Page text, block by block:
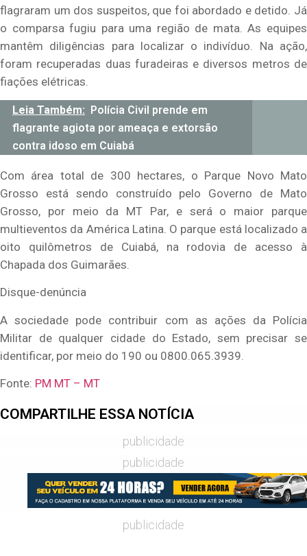
flagraram um dos suspeitos, que foi abordado e detido. Já
o comparsa fugiu para uma região de mata. As equipes
mantêm diligências para localizar o indivíduo. Na ação,
foram recuperadas duas furadeiras e diversos metros de
fiações elétricas.
Leia Também: Polícia Civil prende em
flagrante agiota por ameaça e extorsão
contra idoso em Cuiabá
Com área total de 300 hectares, o Parque Novo Mato
Grosso está sendo construído pelo Governo de Mato
Grosso, por meio da MT Par, e será o maior parque
multieventos da América Latina. O parque está localizado a
oito quilômetros de Cuiabá, na rodovia de acesso à
Chapada dos Guimarães.
Disque-denúncia
A sociedade pode contribuir com as ações da Polícia
Militar de qualquer cidade do Estado, sem precisar se
identificar, por meio do 190 ou 0800.065.3939.
Fonte: PM MT – MT
COMPARTILHE ESSA NOTÍCIA
publicidade
publicidade
publicidade